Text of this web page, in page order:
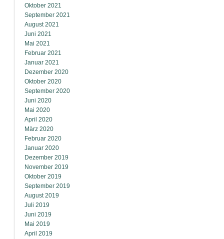
Oktober 2021
September 2021
August 2021
Juni 2021
Mai 2021
Februar 2021
Januar 2021
Dezember 2020
Oktober 2020
September 2020
Juni 2020
Mai 2020
April 2020
März 2020
Februar 2020
Januar 2020
Dezember 2019
November 2019
Oktober 2019
September 2019
August 2019
Juli 2019
Juni 2019
Mai 2019
April 2019